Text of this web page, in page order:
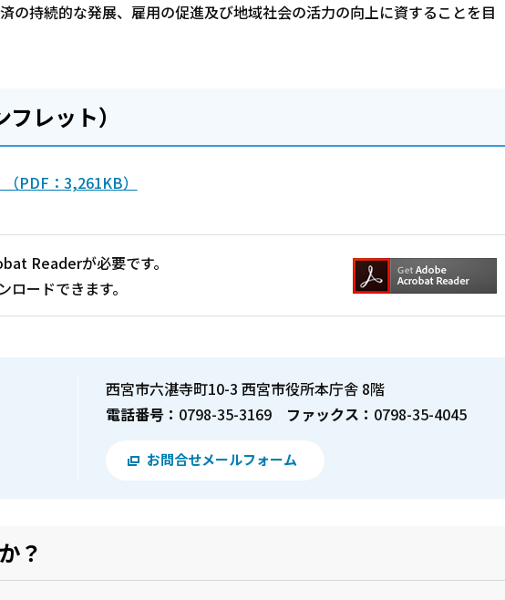
の持続的な発展、雇用の促進及び地域社会の活力の向上に資することを目
レット）
PDF：3,261KB）
Readerが必要です。
ードできます。
西宮市六湛寺町10-3 西宮市役所本庁舎 8階
電話番号： 0798-35-3169 ファックス： 0798-35-4045
お問合せメールフォーム
？